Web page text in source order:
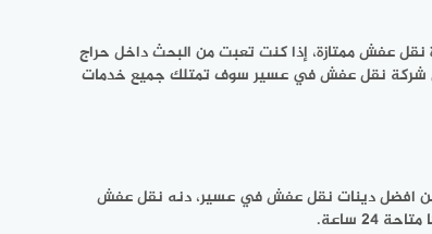
عفش ممتازة، إذا كنت تعبت من البحث داخل حراج
شركة نقل عفش في عسير سوف تمتلك جميع خدمات
من افضل دينات نقل عفش في عسير، دنه نقل عفش
ساعة.